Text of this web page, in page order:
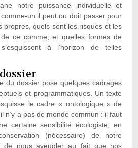
notre puissance individuelle et
un il peut ou doit passer pour
propres, quels sont les risques et les
ce comme, et quelles formes de
à l’horizon de telles
du dossier pose quelques cadrages
et programmatiques. Un texte
le cadre « ontologique » de
n’y a pas de monde commun : il faut
certaine sensibilité écologiste, en
(nécessaire) de notre
de nous aveugler au fait que nos